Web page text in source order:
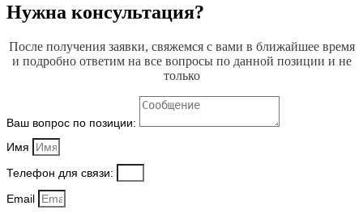
Нужна консультация?
После получения заявки, свяжемся с вами в ближайшее время
и подробно ответим на все вопросы по данной позиции и не
только
Ваш вопрос по позиции:
Имя
Телефон для связи:
Email